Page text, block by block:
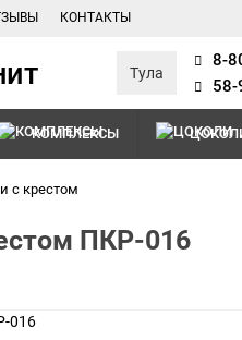
КОНТАКТЫ
Тула
8-
58-
КОМПЛЕКСЫ
с крестом
ПКР-016